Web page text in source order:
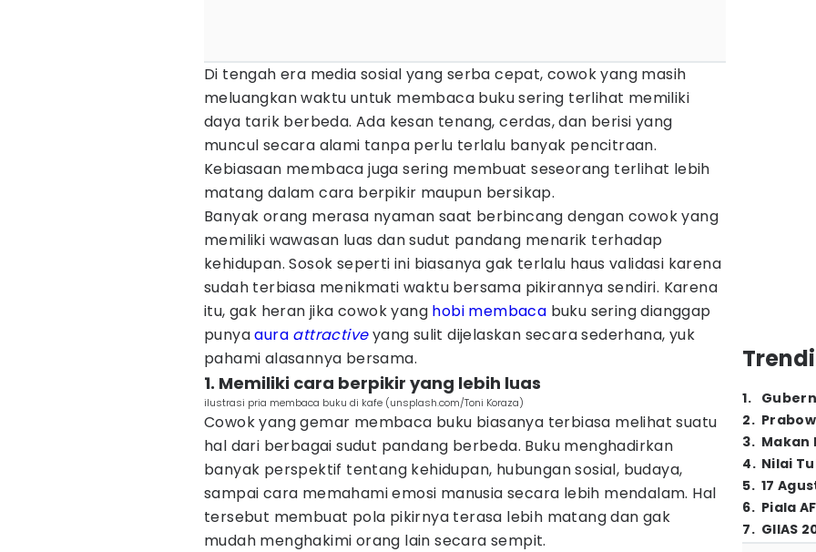
Di tengah era media sosial yang serba cepat, cowok yang masih
meluangkan waktu untuk membaca buku sering terlihat memiliki
daya tarik berbeda. Ada kesan tenang, cerdas, dan berisi yang
muncul secara alami tanpa perlu terlalu banyak pencitraan.
Kebiasaan membaca juga sering membuat seseorang terlihat lebih
matang dalam cara berpikir maupun bersikap.
Banyak orang merasa nyaman saat berbincang dengan cowok yang
memiliki wawasan luas dan sudut pandang menarik terhadap
kehidupan. Sosok seperti ini biasanya gak terlalu haus validasi karena
sudah terbiasa menikmati waktu bersama pikirannya sendiri. Karena
itu, gak heran jika cowok yang hobi membaca buku sering dianggap
punyaaura attractiveyang sulit dijelaskan secara sederhana, yuk
pahami alasannya bersama.
1. Memiliki cara berpikir yang lebih luas
ilustrasi pria membaca buku di kafe (unsplash.com/Toni Koraza)
Cowok yang gemar membaca buku biasanya terbiasa melihat suatu
hal dari berbagai sudut pandang berbeda. Buku menghadirkan
banyak perspektif tentang kehidupan, hubungan sosial, budaya,
sampai cara memahami emosi manusia secara lebih mendalam. Hal
tersebut membuat pola pikirnya terasa lebih matang dan gak
mudah menghakimi orang lain secara sempit.
1.
2.
3. Makan
4. Nilai
5. 17
6. Piala
7. GIIAS